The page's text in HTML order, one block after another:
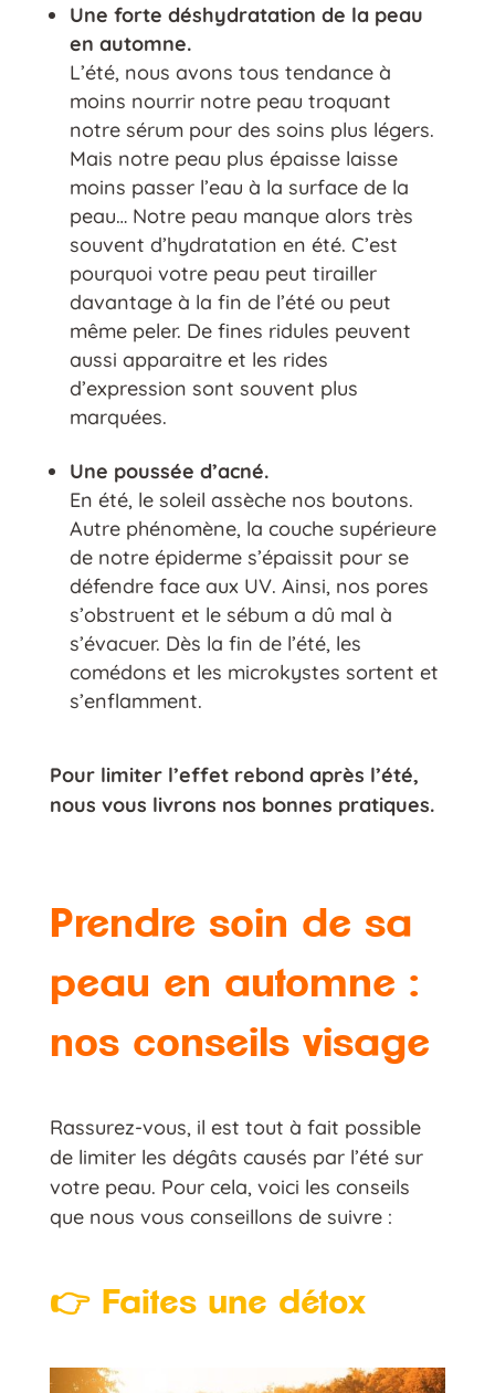
Une forte déshydratation de la peau
en automne.
L’été, nous avons tous tendance à
moins nourrir notre peau troquant
notre sérum pour des soins plus légers.
Mais notre peau plus épaisse laisse
moins passer l’eau à la surface de la
peau… Notre peau manque alors très
souvent d’hydratation en été. C’est
pourquoi votre peau peut tirailler
davantage à la fin de l’été ou peut
même peler. De fines ridules peuvent
aussi apparaitre et les rides
d’expression sont souvent plus
marquées.
Une poussée d’acné.
En été, le soleil assèche nos boutons.
Autre phénomène, la couche supérieure
de notre épiderme s’épaissit pour se
défendre face aux UV. Ainsi, nos pores
s’obstruent et le sébum a dû mal à
s’évacuer. Dès la fin de l’été, les
comédons et les microkystes sortent et
s’enflamment.
Pour limiter l’effet rebond après l’été,
nous vous livrons nos bonnes pratiques.
Prendre soin de sa
peau en automne :
nos conseils visage
Rassurez-vous, il est tout à fait possible
de limiter les dégâts causés par l’été sur
votre peau. Pour cela, voici les conseils
que nous vous conseillons de suivre :
👉 Faites une détox